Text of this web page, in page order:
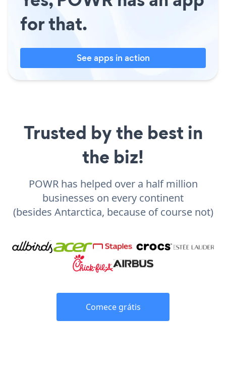
for that.
See apps in action
Trusted by the best in
the biz!
POWR has helped over a half million
businesses on every continent
(besides Antarctica, because of course not)
Comece grátis